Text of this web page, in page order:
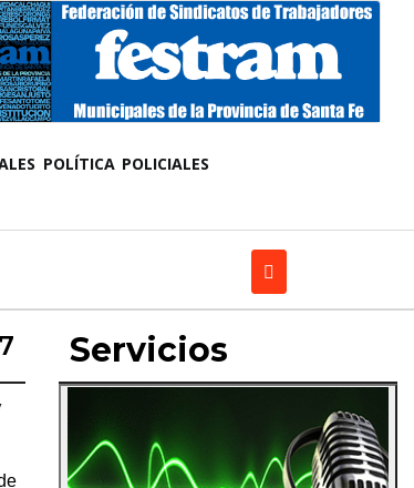
POLÍTICA POLICIALES
Servicios